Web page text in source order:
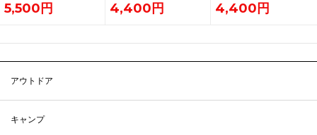
5,500円 4,400円 4,400円
アウトドア
キャンプ